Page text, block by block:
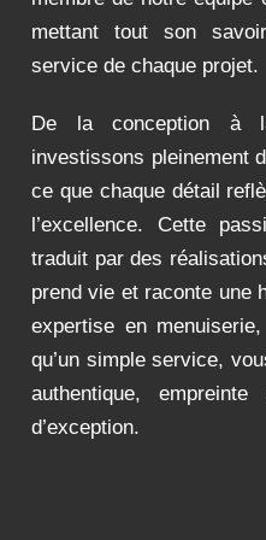
mettant tout son
service de chaque projet.
De la conception à
investissons pleinement
ce que chaque détail
l’excellence. Cette
traduit par des
prend vie et raconte une
expertise en
qu’un simple service,
authentique,
d’exception.